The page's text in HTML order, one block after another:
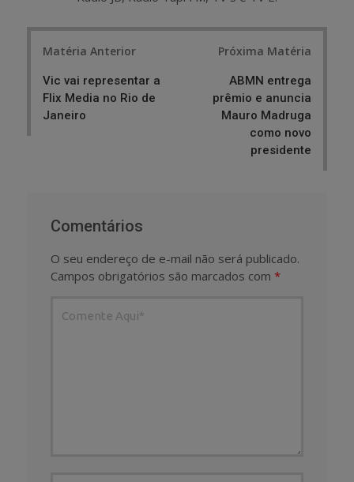
Matéria Anterior
Vic vai representar a
Flix Media no Rio de
Janeiro
Próxima Matéria
ABMN entrega
prêmio e anuncia
Mauro Madruga
como novo
presidente
Comentários
O seu endereço de e-mail não será publicado.
Campos obrigatórios são marcados com *